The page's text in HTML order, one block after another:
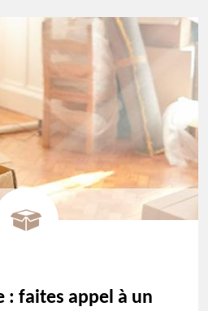
: faites appel à un